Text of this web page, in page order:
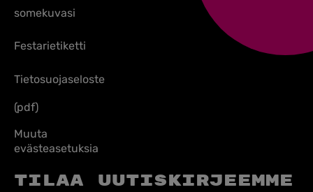
somekuvasi
Festarietiketti
Tietosuojaseloste
(pdf)
Muuta
evästeasetuksia
Tilaa uutiskirjeemme